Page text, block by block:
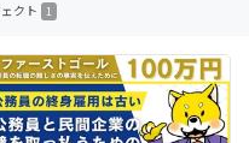
クト 1